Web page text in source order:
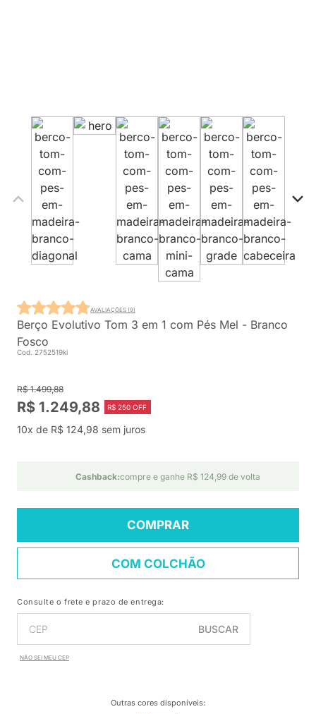
Berço Evolutivo Tom 3 em 1 com Pés Mel - Branco
Fosco
Cod. 2752519ki
AVALIAÇÕES (9)
R$ 1.499,88
R$ 1.249,88 R$ 250 OFF
10x de R$ 124,98 sem juros
Cashback:compre e ganhe R$ 124,99 de volta
COMPRAR
COM COLCHÃO
Consulte o frete e prazo de entrega:
BUSCAR
NÃO SEI MEU CEP
Outras cores disponíveis: